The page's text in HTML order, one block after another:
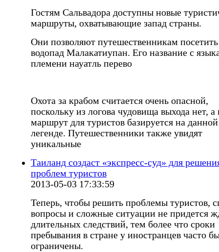
Гостям Сальвадора доступны новые
маршруты, охватывающие запад страны.
Они позволяют путешественникам посетить
водопад Малакатиупан. Его название с
племени науатль перево
Охота за крабом считается очень опасной,
поскольку из логова чудовища выхода нет,
маршрут для туристов базируется на данной
легенде. Путешественники также увидят
уникальные
Таиланд создаст «экспресс-суд» для
проблем туристов
2013-05-03 17:33:59
Теперь, чтобы решить проблемы туристов,
вопросы и сложные ситуации не придется
длительных следствий, тем более что сроки
пребывания в стране у иностранцев часто
ограничены.